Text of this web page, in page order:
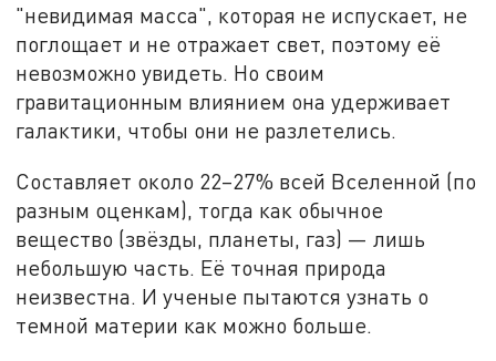
"невидимая масса", которая не испускает, не
поглощает и не отражает свет, поэтому её
невозможно увидеть. Но своим
гравитационным влиянием она удерживает
галактики, чтобы они не разлетелись.
Составляет около 22–27% всей Вселенной (по
разным оценкам), тогда как обычное
вещество (звёзды, планеты, газ) — лишь
небольшую часть. Её точная природа
неизвестна. И ученые пытаются узнать о
темной материи как можно больше.